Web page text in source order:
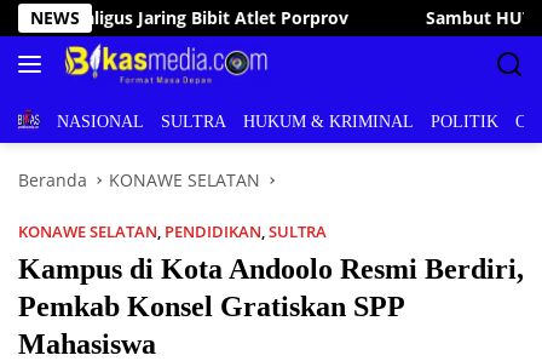
Langsung
ke
konten
NEWSSambut HUT RI ke-81, Bupati Irham Kalenggo Buka
BERITANASIONAL SULTRA HUKUM & KRIMINAL POLITIK
Beranda KONAWE SELATAN
KONAWE SELATAN, PENDIDIKAN,SULTRA
Kampus di Kota Andoolo Resmi Berdiri,
Pemkab Konsel Gratiskan SPP
Mahasiswa